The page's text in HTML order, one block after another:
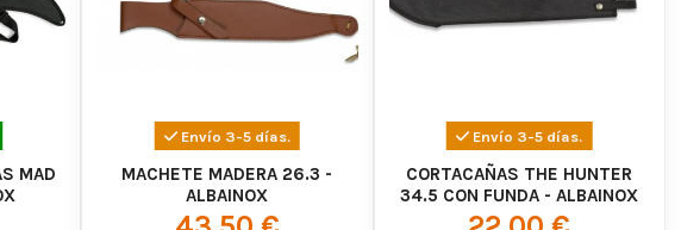
machetes. Ya seas un amante de la naturaleza o un profesional del
hacen frente a las demandas de cualquier desafío. Explora nuestra
tus necesidades y te brinde la confianza para enfrentar cada tarea
MAD
Envío 3-5 días.
MACHETE MADERA 26.3 -
ALBAINOX
Envío 3-5 días.
CORTACAÑAS THE HUNTER
34.5 CON FUNDA - ALBAINOX